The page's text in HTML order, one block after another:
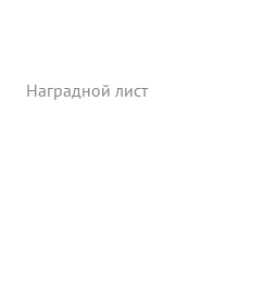
Наградной лист